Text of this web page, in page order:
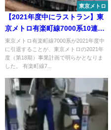
東京メトロ
【2021年度中にラストラン】東
京メトロ有楽町線7000系10連
は 残り2編成に
東京メトロ有楽町線7000系が2021年度中
に引退することが、東京メトロの2021年
度（第18期）事業計画で明らかとなりま
した。 有楽町線7...